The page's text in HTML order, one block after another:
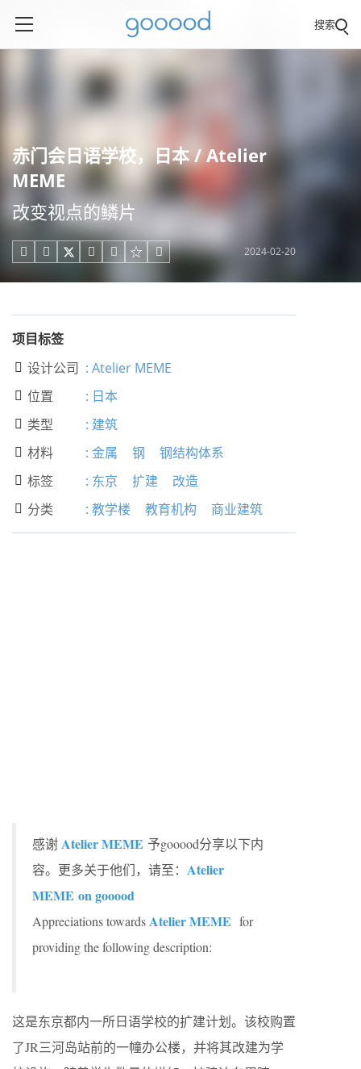
搜索
赤门会日语学校，日本 / Atelier
MEME
改变视点的鳞片
     2024-02-20
项目标签
 设计公司 : Atelier MEME
 位置 : 日本
 类型 : 建筑
 材料 : 金属 钢 钢结构体系
 标签 : 东京 扩建 改造
 分类 : 教学楼 教育机构 商业建筑
感谢Atelier MEME 予gooood分享以下内
容。更多关于他们，请至： Atelier
MEME on gooood
Appreciations towardsAtelier MEME for
providing the following description:
这是东京都内一所日语学校的扩建计划。该校购置
了JR三河岛站前的一幢办公楼，并将其改建为学